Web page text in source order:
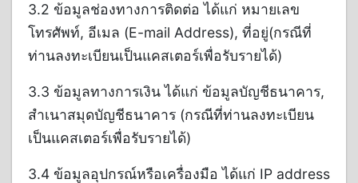
3.2 ข้อมูลช่องทางการติดต่อ ได้แก่ หมายเลข
โทรศัพท์, อีเมล (E-mail Address), ที่อยู่(กรณีที่
ท่านลงทะเบียนเป็นแคสเตอร์เพื่อรับรายได้)
3.3 ข้อมูลทางการเงิน ได้แก่ ข้อมูลบัญชีธนาคาร,
สำเนาสมุดบัญชีธนาคาร (กรณีที่ท่านลงทะเบียน
เป็นแคสเตอร์เพื่อรับรายได้)
3.4 ข้อมูลอุปกรณ์หรือเครื่องมือ ได้แก่ IP address